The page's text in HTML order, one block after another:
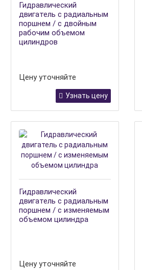
Гидравлический
двигатель с радиальным
поршнем / с двойным
рабочим объемом
цилиндров
Цену уточняйте
Узнать цену
Гидравлический
двигатель с радиальным
поршнем / с изменяемым
объемом цилиндра
Цену уточняйте